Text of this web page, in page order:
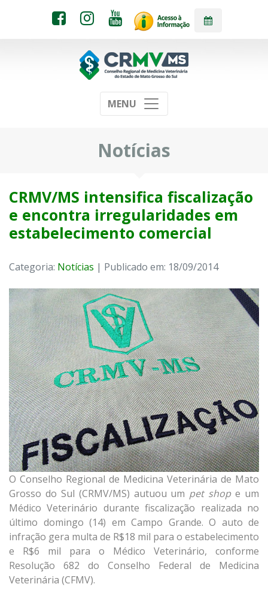
MENU
Notícias
CRMV/MS intensifica fiscalização
e encontra irregularidades em
estabelecimento comercial
Categoria: Notícias | Publicado em: 18/09/2014
O Conselho Regional de Medicina Veterinária de Mato
Grosso do Sul (CRMV/MS) autuou um pet shop e um
Médico Veterinário durante fiscalização realizada no
último domingo (14) em Campo Grande. O auto de
infração gera multa de R$18 mil para o estabelecimento
e R$6 mil para o Médico Veterinário, conforme
Resolução 682 do Conselho Federal de Medicina
Veterinária (CFMV).